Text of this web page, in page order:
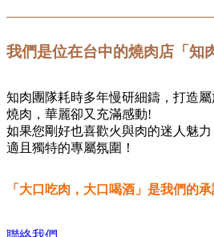
我們是位在台中的燒肉店「知
知肉團隊耗時多年慢研細鑄，打造
燒肉，華麗卻又充滿感動!
如果您剛好也喜歡火與肉的迷人魅
適且獨特的專屬氛圍！
「大口吃肉，大口喝酒」是我們的承